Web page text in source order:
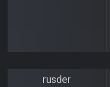
rusder